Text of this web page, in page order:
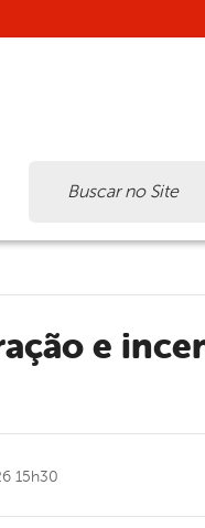
15h30